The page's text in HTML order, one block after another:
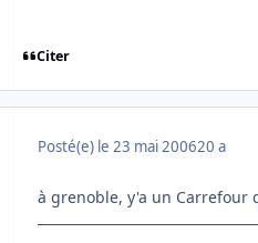
Citer
Posté(e) le 23 mai 200620 a
à grenoble, y'a un Carrefour